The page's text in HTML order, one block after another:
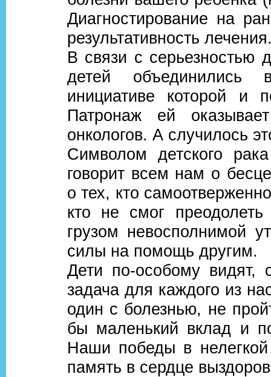
Диагностирование на
результативность
В связи с серьезностью
детей
инициативе которой и
Патронаж ей
онкологов. А случилось
Символом детского
говорит всем нам о
о тех, кто
кто не смог
грузом невосполнимой
силы на помощь другим.
Дети по-особому видят,
задача для каждого из
один с болезнью, не
бы маленький вклад и
Наши победы в
память в сердце